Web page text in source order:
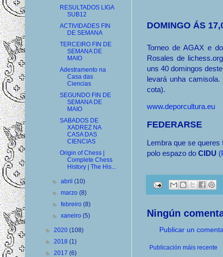
DOMINGO ÁS
Torneo de AGAX e
Rosales de
uns 40 domingos
levará unha
cota).
www.deporcultura.eu
FEDERARSE
Lembra que se
polo espazo do CIDU (
Ningún
Publicar un
Publicación máis recente
RESULTADOS LIGA
SUB12
ACTIVIDADES FIN
DE SEMANA
TERCEIRO FIN DE
SEMANA DE
MAIO
Adestramento na
Casa das
Ciencias
SEGUNDO FIN DE
SEMANA DE
MAIO
SABADOS DE
XADREZ NA
CASA DAS
CIENCIAS
Origin of Chess |
Complete Chess
History | The His...
►abril(10)
►marzo(8)
►febreiro(8)
►xaneiro(5)
► 2020 (108)
► 2018 (1)
► 2017 (6)